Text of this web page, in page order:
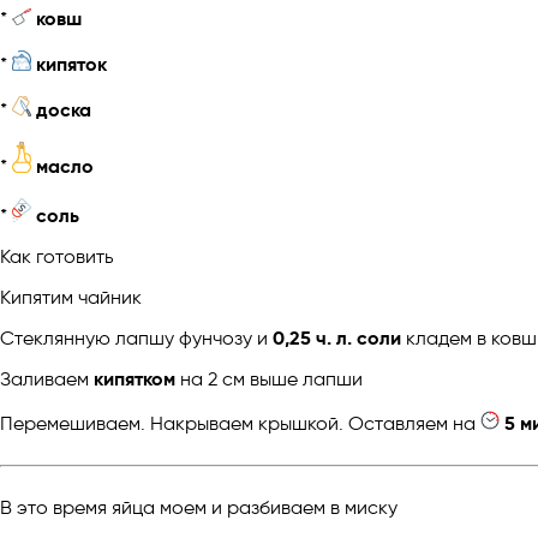
* ковш
*
кипяток
*
доска
* масло
*
соль
Как готовить
Кипятим чайник
Стеклянную лапшу фунчозу и 0,25 ч. л. соли кладем в ковш
Заливаем кипятком на 2 см выше лапши
Перемешиваем. Накрываем крышкой. Оставляем на
5
В это время яйца моем и разбиваем в миску